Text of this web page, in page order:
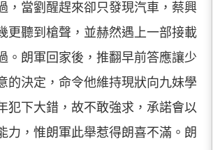
，當劉醒趕來卻只發現汽車，蔡興
更聽到槍聲，並赫然遇上一部接載
。朗軍回家後，推翻早前答應讓少
的決定，命令他維持現狀向九妹學
犯下大錯，故不敢強求，承諾會以
力，惟朗軍此舉惹得朗喜不滿。朗